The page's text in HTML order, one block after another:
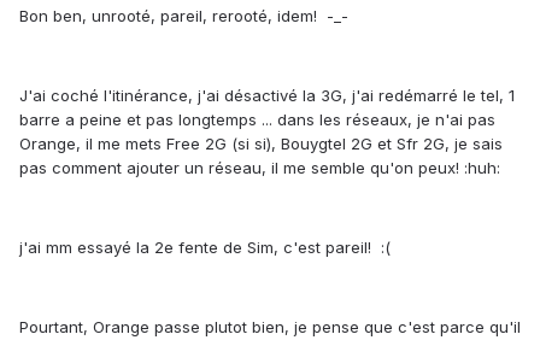
Bon ben, unrooté, pareil, rerooté, idem! -_-
J'ai coché l'itinérance, j'ai désactivé la 3G, j'ai redémarré le tel, 1
barre a peine et pas longtemps ... dans les réseaux, je n'ai pas
Orange, il me mets Free 2G (si si), Bouygtel 2G et Sfr 2G, je sais
pas comment ajouter un réseau, il me semble qu'on peux! :huh:
j'ai mm essayé la 2e fente de Sim, c'est pareil! :(
Pourtant, Orange passe plutot bien, je pense que c'est parce qu'il